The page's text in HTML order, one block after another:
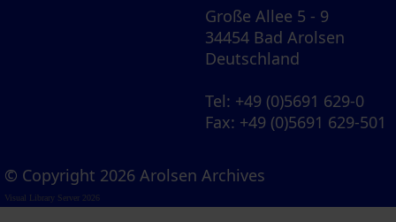
Große Allee 5 - 9
34454 Bad Arolsen
Deutschland
Tel: +49 (0)5691 629-0
Fax: +49 (0)5691 629-501
© Copyright 2026 Arolsen Archives
Visual Library Server 2026